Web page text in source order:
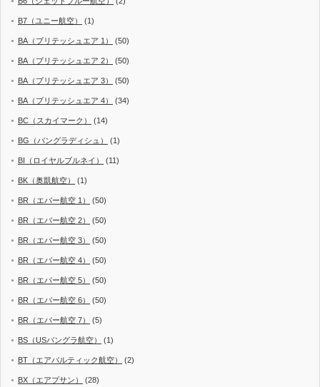
B7（ユニー航空） (1)
BA（ブリテッシュエア 1） (50)
BA（ブリテッシュエア 2） (50)
BA（ブリテッシュエア 3） (50)
BA（ブリテッシュエア 4） (34)
BC（スカイマーク） (14)
BG（バングラディシュ） (1)
BI（ロイヤルブルネイ） (11)
BK（奥凱航空） (1)
BR（エバー航空 1） (50)
BR（エバー航空 2） (50)
BR（エバー航空 3） (50)
BR（エバー航空 4） (50)
BR（エバー航空 5） (50)
BR（エバー航空 6） (50)
BR（エバー航空 7） (5)
BS（USバングラ航空） (1)
BT（エアバルティック航空） (2)
BX（エアプサン） (28)